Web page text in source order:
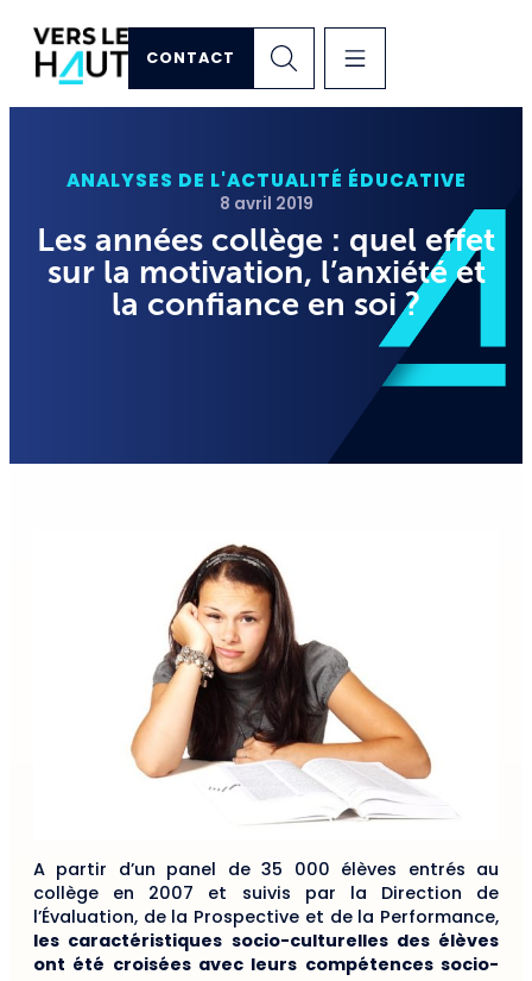
CONTACT
ANALYSES DE L'ACTUALITÉ ÉDUCATIVE
8 avril 2019
Les années collège : quel effet
sur la motivation, l’anxiété et
la confiance en soi ?
A partir d’un panel de 35 000 élèves entrés au
collège en 2007 et suivis par la Direction de
l’Évaluation, de la Prospective et de la Performance,
les caractéristiques socio-culturelles des élèves
ont été croisées avec leurs compétences socio-